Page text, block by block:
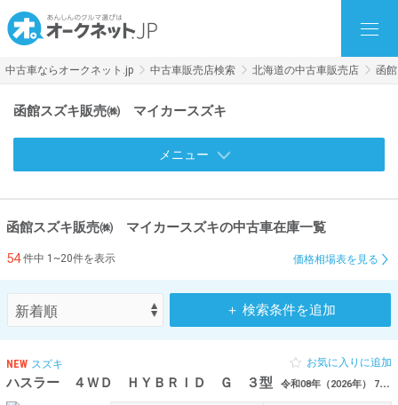
中古車ならオークネット.jp 中古車販売店検索 北海道の中古車販売店 函
函館スズキ販売㈱ マイカースズキ
メニュー
函館スズキ販売㈱ マイカースズキの中古車在庫一覧
54件中 1~20件を表示 価格相場表を見る
＋ 検索条件を追加
NEW スズキ
ハスラー ４ＷＤ ＨＹＢＲＩＤ Ｇ ３型 令和08年（2026年） 798km 北海道函館市
お気に入りに追加